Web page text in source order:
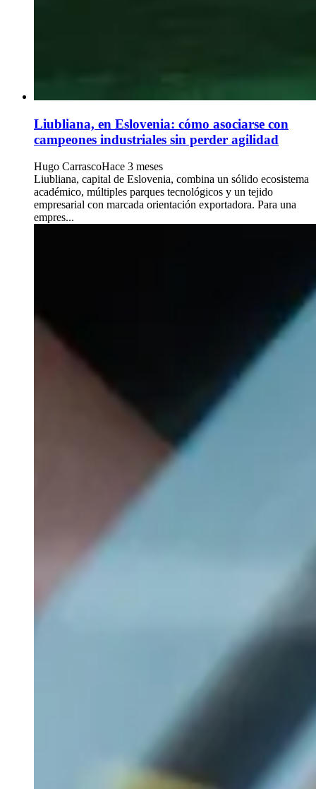
Liubliana, en Eslovenia: cómo asociarse con
campeones industriales sin perder agilidad
Hugo CarrascoHace 3 meses
Liubliana, capital de Eslovenia, combina un sólido ecosistema
académico, múltiples parques tecnológicos y un tejido
empresarial con marcada orientación exportadora. Para una
empres...